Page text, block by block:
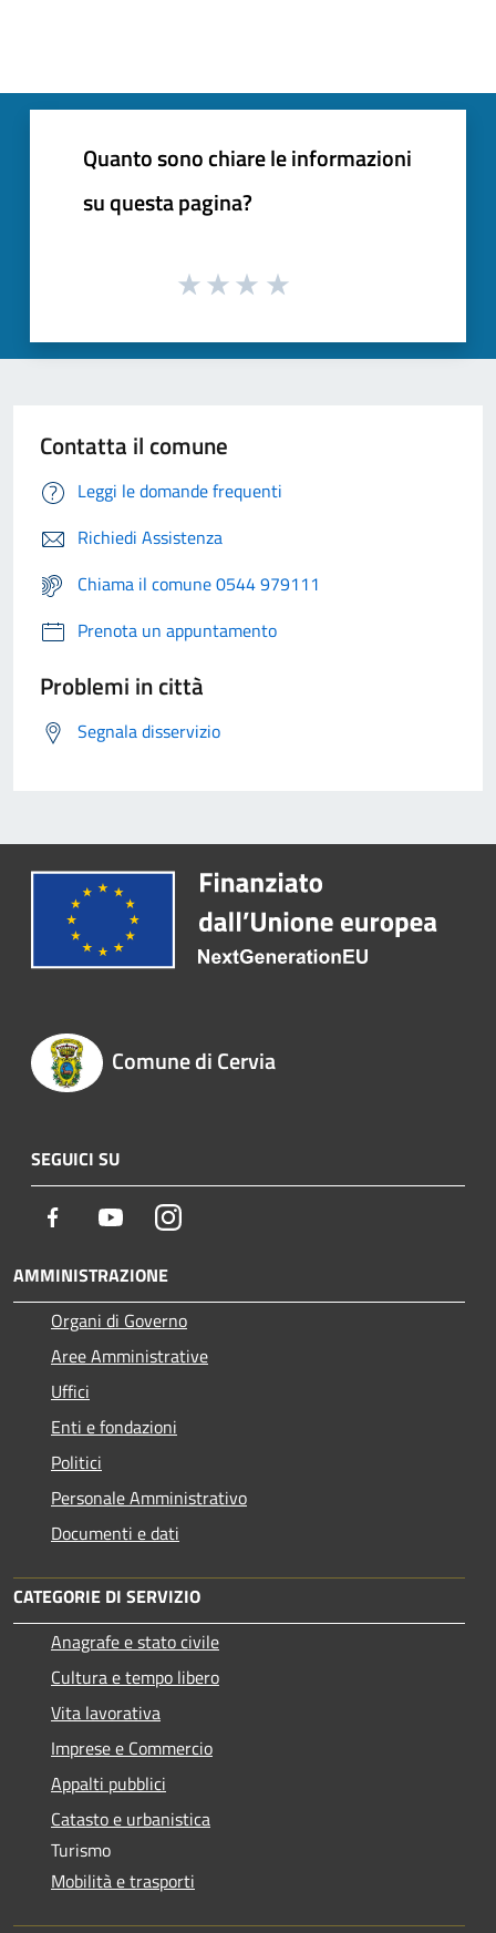
Quanto sono chiare le informazioni
su questa pagina?
Contatta il comune
Leggi le domande frequenti
Richiedi Assistenza
Chiama il comune 0544 979111
Prenota un appuntamento
Problemi in città
Segnala disservizio
Comune di Cervia
SEGUICI SU
Facebook YoutubeInstagram
AMMINISTRAZIONE
Organi di Governo
Aree Amministrative
Uffici
Enti e fondazioni
Politici
Personale Amministrativo
Documenti e dati
CATEGORIE DI SERVIZIO
Anagrafe e stato civile
Cultura e tempo libero
Vita lavorativa
Imprese e Commercio
Appalti pubblici
Catasto e urbanistica
Turismo
Mobilità e trasporti